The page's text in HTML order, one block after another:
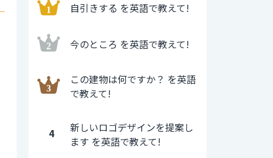
自引きする を英語で教えて!
今のところ を英語で教えて!
この建物は何ですか？ を英語
で教えて!
4
新しいロゴデザインを提案し
ます を英語で教えて!